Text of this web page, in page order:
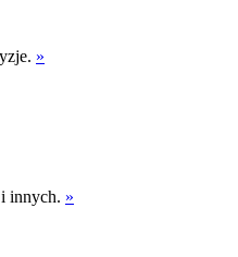
»
innych. »